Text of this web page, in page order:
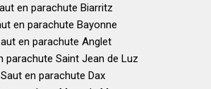
en parachute Biarritz
en parachute Bayonne
en parachute Anglet
parachute Saint Jean de Luz
Saut en parachute Dax